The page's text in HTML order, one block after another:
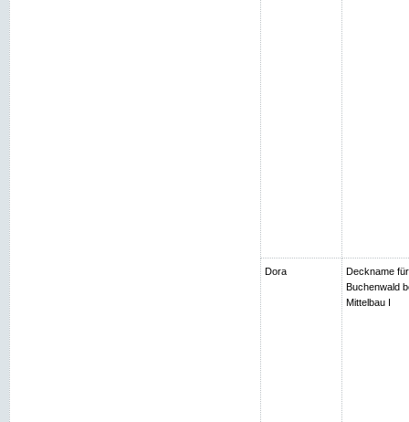
Dora
Deckname
Buchenwald
Mittelbau I